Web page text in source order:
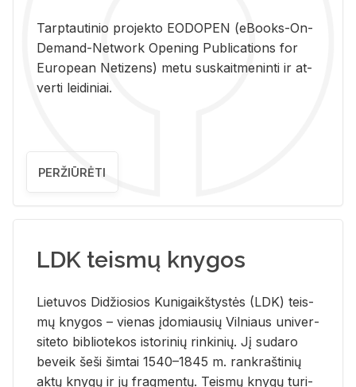
Tarp­tau­ti­nio pro­jek­to EO­DO­PEN (eBo­oks-On-
De­mand-Ne­twork Ope­ning Pub­li­ca­tions for
Eu­ro­pe­an Ne­ti­zens) metu su­skait­me­nin­ti ir at­
ver­ti lei­di­niai.
PERŽIŪRĖTI
LDK teismų knygos
Lie­tu­vos Di­džio­sios Ku­ni­gaikš­tys­tės (LDK) teis­
mų kny­gos – vie­nas įdo­miau­sių Vil­niaus uni­ver­
si­te­to bi­b­lio­te­kos is­to­ri­nių rin­ki­nių. Jį su­da­ro
be­veik šeši šim­tai 1540–1845 m. rank­raš­ti­nių
aktų kny­gų ir jų frag­men­tų. Teis­mų kny­gų tu­ri­